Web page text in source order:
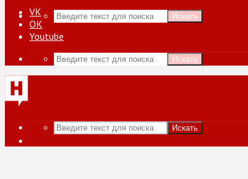
Искать
VK
ОК
Youtube
Искать
Искать